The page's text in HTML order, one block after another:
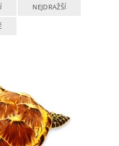
NEJDRAŽŠÍ